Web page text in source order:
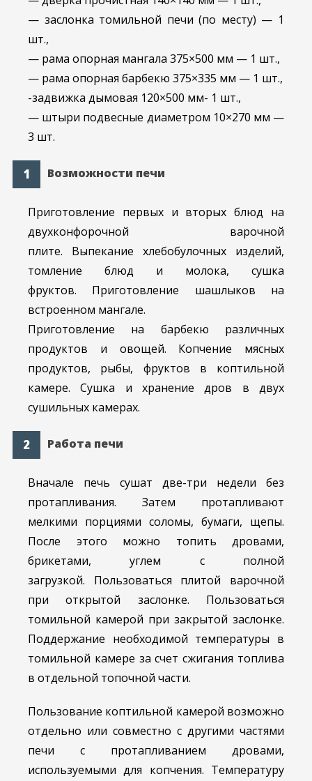
— заслонка томильной печи (по месту) — 1
шт.,
— рама опорная мангала 375×500 мм — 1 шт.,
— рама опорная барбекю 375×335 мм — 1 шт.,
-задвижка дымовая 120×500 мм- 1 шт.,
— штыри подвесные диаметром 10×270 мм —
3 шт.
Возможности печи
Приготовление первых и вторых блюд на
двухконфорочной варочной
плите. Выпекание хлебобулочных изделий,
томление блюд и молока, сушка
фруктов. Приготовление шашлыков на
встроенном мангале.
Приготовление на барбекю различных
продуктов и овощей. Копчение мясных
продуктов, рыбы, фруктов в коптильной
камере. Сушка и хранение дров в двух
сушильных камерах.
Работа печи
Вначале печь сушат две-три недели без
протапливания. Затем протапливают
мелкими порциями соломы, бумаги, щепы.
После этого можно топить дровами,
брикетами, углем с полной
загрузкой. Пользоваться плитой варочной
при открытой заслонке. Пользоваться
томильной камерой при закрытой заслонке.
Поддержание необходимой температуры в
томильной камере за счет сжигания топлива
в отдельной топочной части.
Пользование коптильной камерой возможно
отдельно или совместно с другими частями
печи с протапливанием дровами,
используемыми для копчения. Температуру